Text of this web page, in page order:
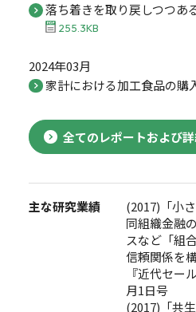
落ち着きを取り戻しつつあ
255.3KB
2024年03月
家計における加工食品の購
全てのレポートおよび
主な研究業績
(2017)「小
同組織金融
スなど「組
信頼関係を
『近代セー
月1日号
(2017)「共